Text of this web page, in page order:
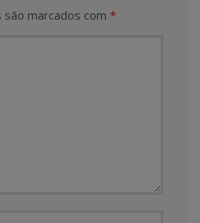
marcados com *